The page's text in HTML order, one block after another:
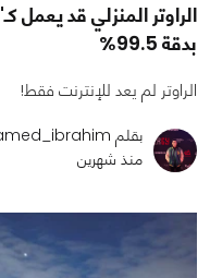
الراوتر المنزلي قد يعمل
بدقة 99.5%
الراوتر لم يعد للإنترنت فقط!
بقلم mohamed_ibrahim
منذ شهرين